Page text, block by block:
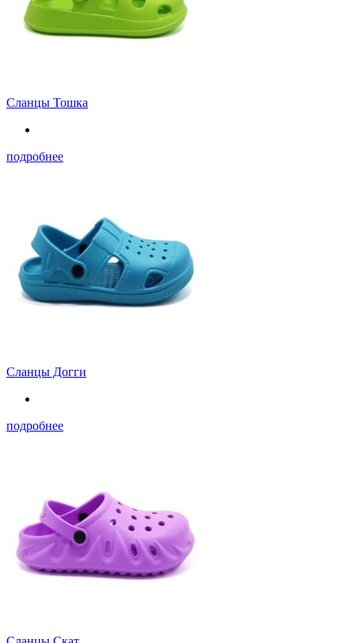
Сланцы Тошка
подробнее
Сланцы Догги
подробнее